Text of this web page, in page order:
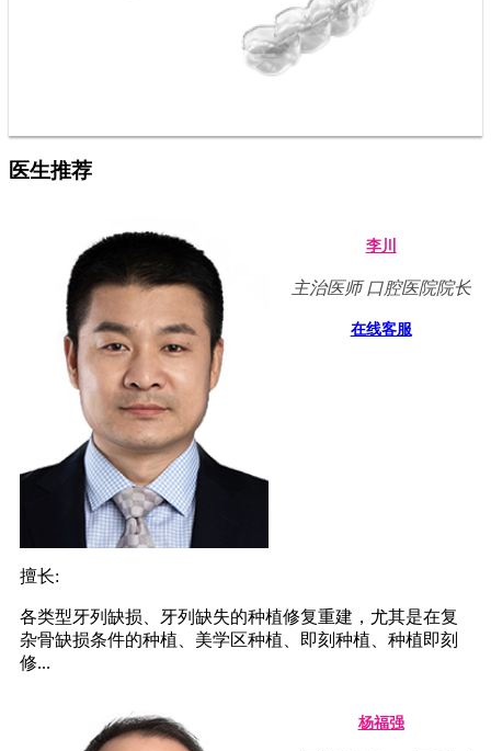
医生推荐
李川
主治医师 口腔医院院长
在线客服
擅长:
各类型牙列缺损、牙列缺失的种植修复重建，尤其是在复
杂骨缺损条件的种植、美学区种植、即刻种植、种植即刻
修...
杨福强